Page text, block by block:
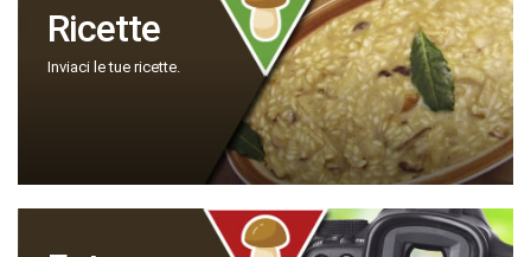
Ricette
Inviaci le tue ricette.